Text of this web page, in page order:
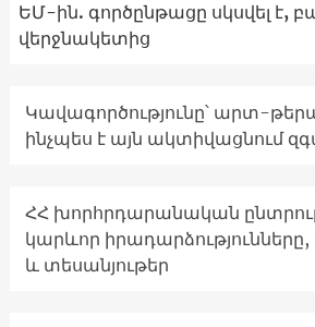
ԵՄ-ին. գործընթացը սկսվել է,
վերջնակետից
Կավագործությունը՝ արտ-
ինչպես է այն ակտիվացնում
ՀՀ խորհրդարանական
կարևոր իրադարձությունները,
և տեսանյութեր